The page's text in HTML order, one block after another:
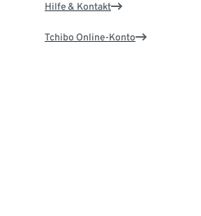
Hilfe & Kontakt
Tchibo Online-Konto